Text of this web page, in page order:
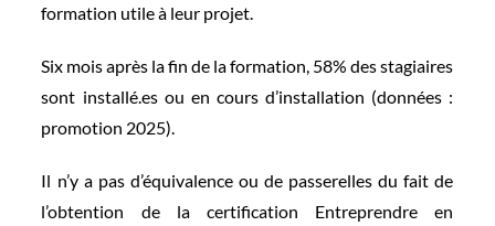
formation utile à leur projet.
Six mois après la fin de la formation, 58% des stagiaires
sont installé.es ou en cours d’installation (données :
promotion 2025).
Il n’y a pas d’équivalence ou de passerelles du fait de
l’obtention de la certification Entreprendre en